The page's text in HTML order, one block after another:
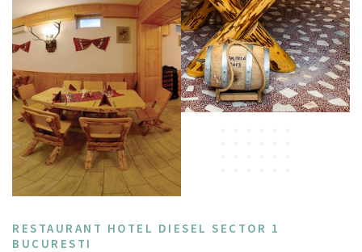
RESTAURANT HOTEL DIESEL SECTOR 1
BUCURESTI